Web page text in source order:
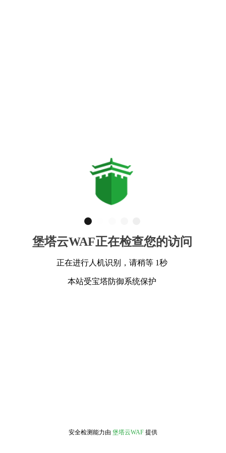
堡塔云WAF正在检查您的访问
正在进行人机识别，请稍等 1秒
本站受宝塔防御系统保护
安全检测能力由 堡塔云WAF 提供